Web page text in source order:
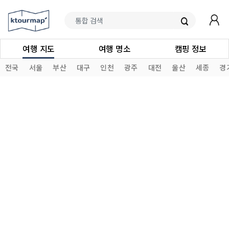
여행 지도 여행 명소 캠핑 정보
전국 서울 부산 대구 인천 광주 대전 울산 세종 경